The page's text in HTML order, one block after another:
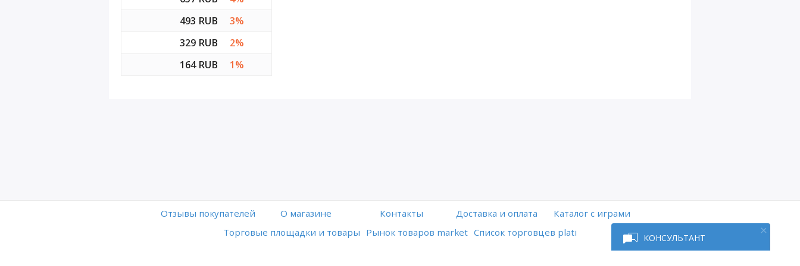
КОНСУЛЬТАНТ
493 RUB
3%
329 RUB
2%
164 RUB
1%
Отзывы покупателей O магазине Контакты Доставка и оплата
Каталог с играми
Торговые площадки и товары Рынок товаров market Список торговцев plati